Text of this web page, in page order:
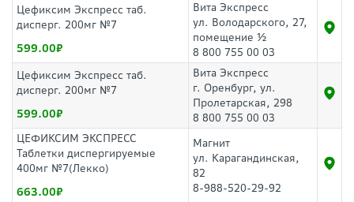
Цефиксим Экспресс таб.
дисперг. 200мг №7
599.00
Вита Экспресс
ул. Володарского, 27,
помещение ½
8 800 755 00 03
Цефиксим Экспресс таб.
дисперг. 200мг №7
599.00
Вита Экспресс
г. Оренбург, ул.
Пролетарская, 298
8 800 755 00 03
ЦЕФИКСИМ ЭКСПРЕСС
Таблетки диспергируемые
400мг №7(Лекко)
663.00
Магнит
ул. Карагандинская,
82
8-988-520-29-92